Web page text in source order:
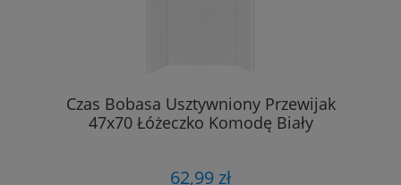
Czas Bobasa Usztywniony Przewijak
47x70 Łóżeczko Komodę Biały
62,99 zł